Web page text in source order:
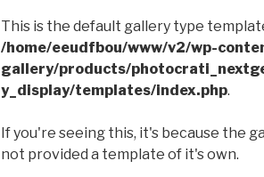
This is the default gallery type
/home/eeudfbou/www/v2/wp-
gallery/products/
y_display/templates/index.php.
If you're seeing this, it's because the
not provided a template of it's own.